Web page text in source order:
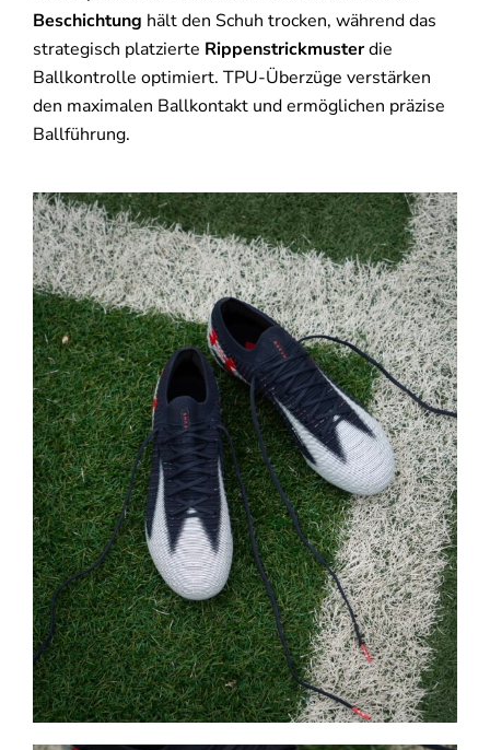
Beschichtung hält den Schuh trocken, während das
strategisch platzierte Rippenstrickmusterdie
Ballkontrolle optimiert. TPU-Überzüge verstärken
den maximalen Ballkontakt und ermöglichen präzise
Ballführung.